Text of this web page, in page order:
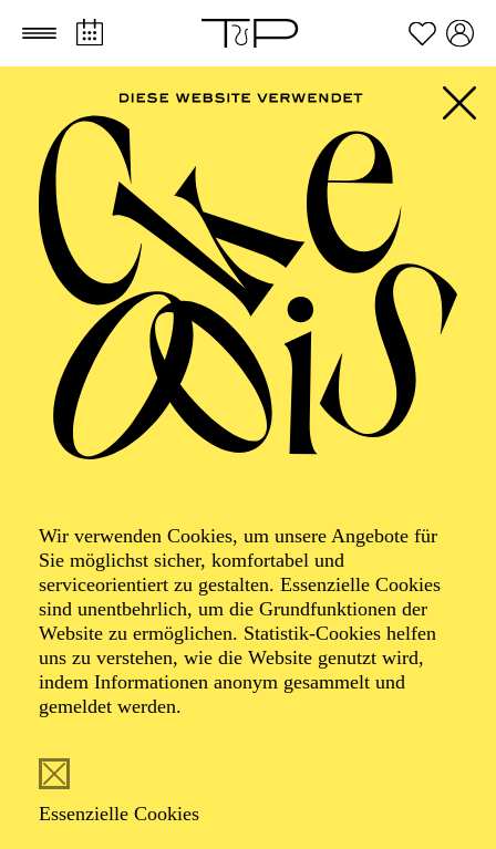
Zum Hauptinhalt springen Zum Footer springen
Wir verwenden Cookies, um unsere Angebote für
Sie möglichst sicher, komfortabel und
serviceorientiert zu gestalten. Essenzielle Cookies
sind unentbehrlich, um die Grundfunktionen der
Website zu ermöglichen. Statistik-Cookies helfen
uns zu verstehen, wie die Website genutzt wird,
indem Informationen anonym gesammelt und
gemeldet werden.
Essenzielle Cookies
FILTER
SEPTEMBER 2026
PHILHARMONIE ESSEN
Freitag
04.09.2026
20:00 - 23:00
Alfried Krupp Saal
Veranstalter: Theater-, Konzert- u. Gastspieldirektion OTTO
HOFNER GMBH
TICKETS
55,20 52,70€
Die Veranstaltung ist vom Angebot der TUPcard ausgeschlossen.
Samstag
05.09.2026